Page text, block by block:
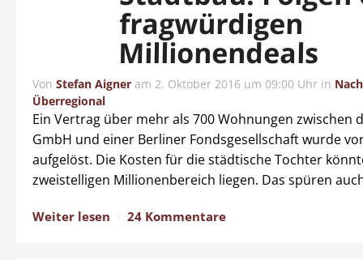
fragwürdigen
Millionendeals
Von Stefan Aigner am 2. Oktober 2016 um 09:00 Uhr in
Überregional
Ein Vertrag über mehr als 700 Wohnungen zwischen
GmbH und einer Berliner Fondsgesellschaft wurde
aufgelöst. Die Kosten für die städtische Tochter
zweistelligen Millionenbereich liegen. Das spüren
Weiter lesen 24 Kommentare